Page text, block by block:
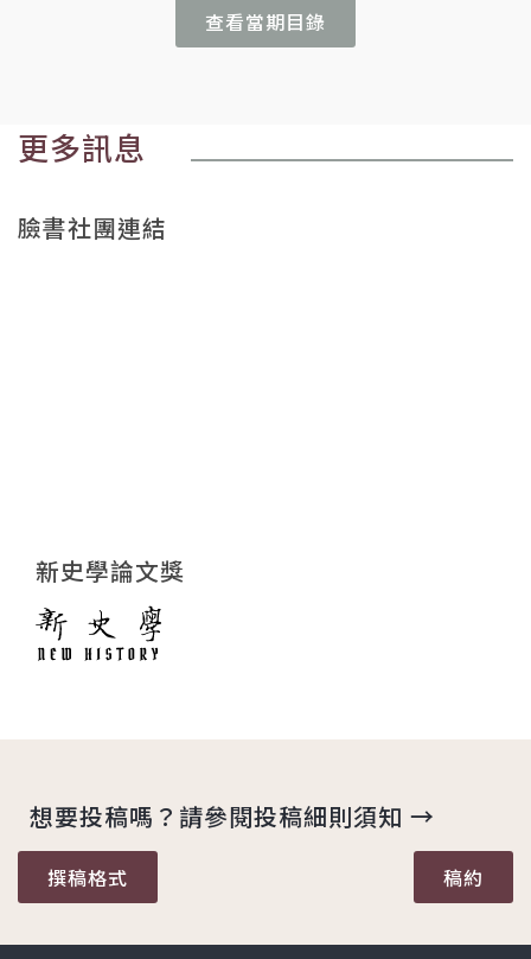
查看當期目錄
更多訊息
臉書社團連結
新史學論文獎
想要投稿嗎？請參閱投稿細則須知 →
撰稿格式 稿約